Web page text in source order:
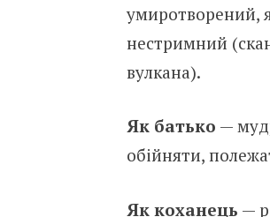
умиротворений,
нестримний
вулкана).
Як батько —
обійняти,
Як коханець —